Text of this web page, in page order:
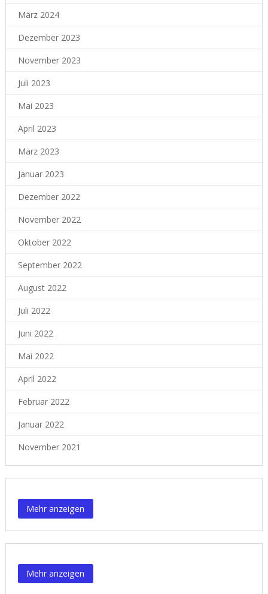
März 2024
Dezember 2023
November 2023
Juli 2023
Mai 2023
April 2023
März 2023
Januar 2023
Dezember 2022
November 2022
Oktober 2022
September 2022
August 2022
Juli 2022
Juni 2022
Mai 2022
April 2022
Februar 2022
Januar 2022
November 2021
Content is collapsed. Activate the Mehr anzeigen button to
Mehr anzeigen
Mehr anzeigen